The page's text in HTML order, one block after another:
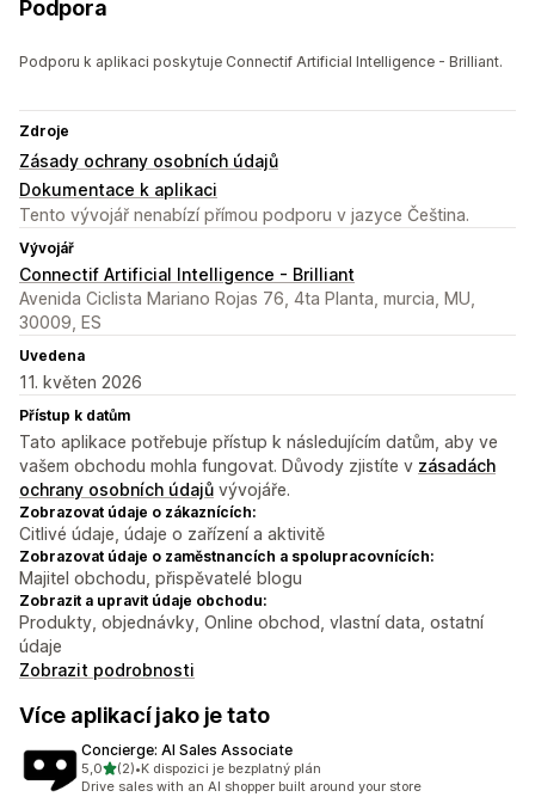
Podpora
Podporu k aplikaci poskytuje Connectif Artificial Intelligence - Brilliant.
Zdroje
Zásady ochrany osobních údajů
Dokumentace k aplikaci
Tento vývojář nenabízí přímou podporu v jazyce Čeština.
Vývojář
Connectif Artificial Intelligence - Brilliant
Avenida Ciclista Mariano Rojas 76, 4ta Planta, murcia, MU,
30009, ES
Uvedena
11. květen 2026
Přístup k datům
Tato aplikace potřebuje přístup k následujícím datům, aby ve
vašem obchodu mohla fungovat. Důvody zjistíte v zásadách
ochrany osobních údajů vývojáře.
Zobrazovat údaje o zákaznících:
Citlivé údaje, údaje o zařízení a aktivitě
Zobrazovat údaje o zaměstnancích a spolupracovnících:
Majitel obchodu, přispěvatelé blogu
Zobrazit a upravit údaje obchodu:
Produkty, objednávky, Online obchod, vlastní data, ostatní
údaje
Zobrazit podrobnosti
Více aplikací jako je tato
Concierge: AI Sales Associate
5,0z 5 hvězd
(2)
Celkový počet recenzí: 2
•K dispozici je bezplatný plán
Drive sales with an AI shopper built around your store